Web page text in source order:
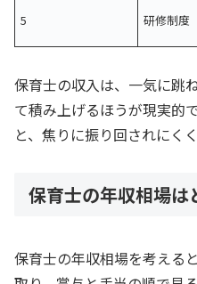
5 研修制度
保育士の収入は、一気に跳
て積み上げるほうが現実的
と、焦りに振り回されにく
保育士の年収相場は
保育士の年収相場を考える